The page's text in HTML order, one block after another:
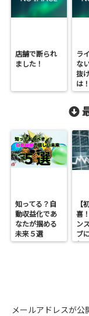
店舗で断られ
ました！
ラ
な
抜
は！
知ってる？自
動収益化であ
なたが掴める
未来５選
【
喜
ン
ブ
し
メールアドレスが公